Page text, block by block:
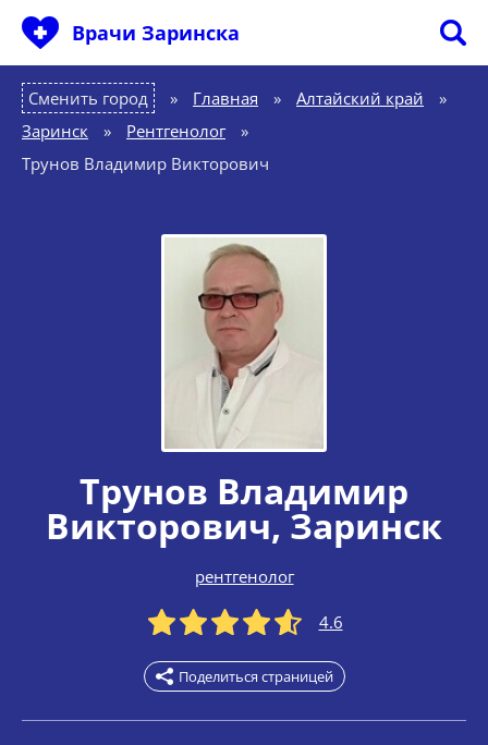
Врачи Заринска
Сменить город Главная » Алтайский край
»
Заринск
» Рентгенолог
»
Трунов Владимир Викторович
Трунов Владимир
Викторович, Заринск
рентгенолог
4.6
Поделиться страницей